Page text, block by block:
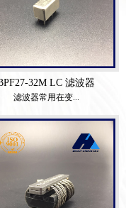
32M LC 滤波器
滤波器常用在变...